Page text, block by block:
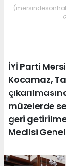
İYİ Parti
Kocamaz,
müzelerde
geri
Meclisi